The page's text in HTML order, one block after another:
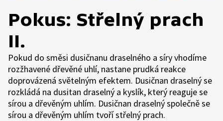
Pokus: Střelný prach
II.
Pokud do směsi dusičnanu draselného a síry vhodíme
rozžhavené dřevěné uhlí, nastane prudká reakce
doprovázená světelným efektem. Dusičnan draselný se
rozkládá na dusitan draselný a kyslík, který reaguje se
sírou a dřevěným uhlím. Dusičnan draselný společně se
sírou a dřevěným uhlím tvoří střelný prach.